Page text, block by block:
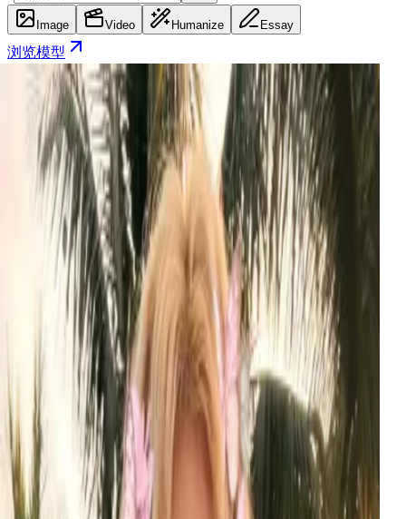
Image Video Humanize Essay
浏览模型
2.0
0.034每秒
gen text-to-video with cinematic motion at
cost and no queue — one unified endpoint.
试用
Image 2
0.022
每张图
newest image model — elite text rendering,
composition, production-grade.
试用